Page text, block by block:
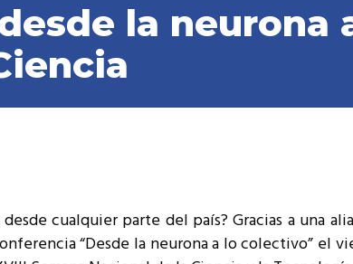
la neurona
cualquier parte del país? Gracias a una
“Desde la neurona a lo colectivo” el